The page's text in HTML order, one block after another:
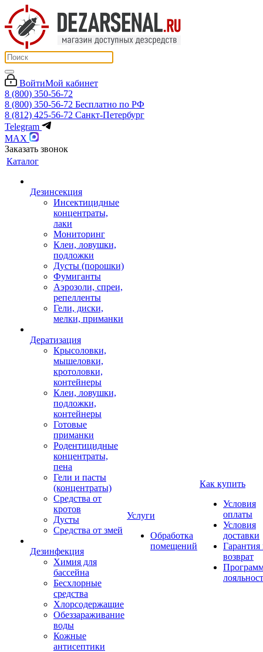
ВойтиМой кабинет
8 (800) 350-56-72
8 (800) 350-56-72 Бесплатно по РФ
8 (812) 425-56-72 Санкт-Петербург
Telegram
MAX
Заказать звонок
Каталог
Дезинсекция
Инсектицидные
концентраты,
лаки
Мониторинг
Клеи, ловушки,
подложки
Дусты (порошки)
Фумиганты
Аэрозоли, спреи,
репелленты
Гели, диски,
мелки, приманки
Дератизация
Крысоловки,
мышеловки,
кротоловки,
контейнеры
Клеи, ловушки,
подложки,
контейнеры
Готовые
приманки
Родентицидные
концентраты,
пена
Гели и пасты
(концентраты)
Средства от
кротов
Дусты
Средства от змей
Дезинфекция
Химия для
бассейна
Бесхлорные
средства
Хлорсодержащие
Обеззараживание
воды
Кожные
антисептики
Услуги
Обработка
помещений
Как купить
Условия
оплаты
Условия
доставки
Гарантия
возврат